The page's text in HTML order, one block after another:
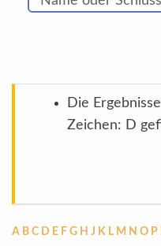
Die
Zeichen: D
A B C D E F G H J K L M N O P